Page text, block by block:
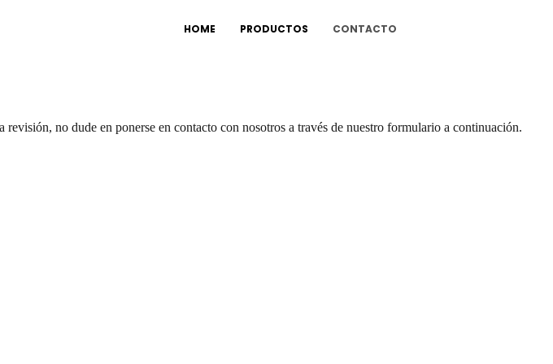
HOME PRODUCTOS CONTACTO
no dude en ponerse en contacto con nosotros a través de nuestro formulario a continuación.